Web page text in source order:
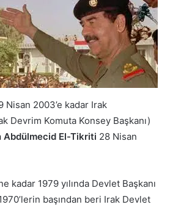
Nisan 2003’e kadar Irak
Devrim Komuta Konsey Başkanı)
Abdülmecid El-Tikriti 28 Nisan
kadar 1979 yılında Devlet Başkanı
başından beri Irak Devlet